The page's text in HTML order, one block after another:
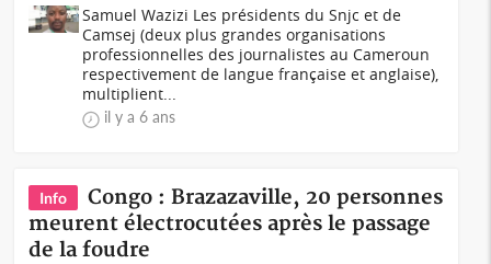
Samuel Wazizi Les présidents du Snjc et de
Camsej (deux plus grandes organisations
professionnelles des journalistes au Cameroun
respectivement de langue française et anglaise),
multiplient...
il y a 6 ans
Info
Congo : Brazazaville, 20 personnes
meurent électrocutées après le passage
de la foudre